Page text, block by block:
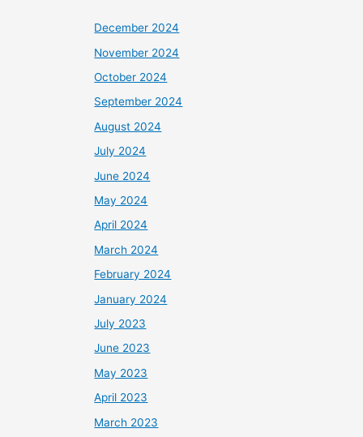
December 2024
November 2024
October 2024
September 2024
August 2024
July 2024
June 2024
May 2024
April 2024
March 2024
February 2024
January 2024
July 2023
June 2023
May 2023
April 2023
March 2023